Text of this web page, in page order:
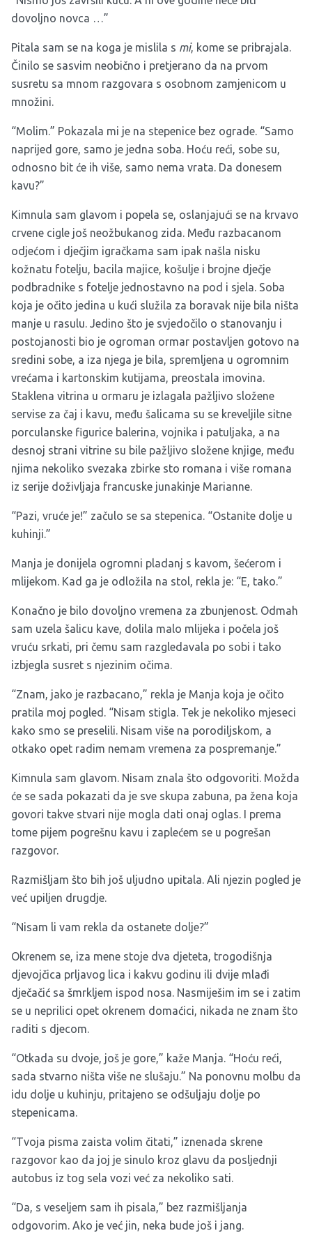
dovoljno novca …”
Pitala sam se na koga je mislila s mi, kome se pribrajala.
Činilo se sasvim neobično i pretjerano da na prvom
susretu sa mnom razgovara s osobnom zamjenicom u
množini.
“Molim.” Pokazala mi je na stepenice bez ograde. “Samo
naprijed gore, samo je jedna soba. Hoću reći, sobe su,
odnosno bit će ih više, samo nema vrata. Da donesem
kavu?”
Kimnula sam glavom i popela se, oslanjajući se na krvavo
crvene cigle još neožbukanog zida. Među razbacanom
odjećom i dječjim igračkama sam ipak našla nisku
kožnatu fotelju, bacila majice, košulje i brojne dječje
podbradnike s fotelje jednostavno na pod i sjela. Soba
koja je očito jedina u kući služila za boravak nije bila ništa
manje u rasulu. Jedino što je svjedočilo o stanovanju i
postojanosti bio je ogroman ormar postavljen gotovo na
sredini sobe, a iza njega je bila, spremljena u ogromnim
vrećama i kartonskim kutijama, preostala imovina.
Staklena vitrina u ormaru je izlagala pažljivo složene
servise za čaj i kavu, među šalicama su se kreveljile sitne
porculanske figurice balerina, vojnika i patuljaka, a na
desnoj strani vitrine su bile pažljivo složene knjige, među
njima nekoliko svezaka zbirke sto romana i više romana
iz serije doživljaja francuske junakinje Marianne.
“Pazi, vruće je!” začulo se sa stepenica. “Ostanite dolje u
kuhinji.”
Manja je donijela ogromni pladanj s kavom, šećerom i
mlijekom. Kad ga je odložila na stol, rekla je: “E, tako.”
Konačno je bilo dovoljno vremena za zbunjenost. Odmah
sam uzela šalicu kave, dolila malo mlijeka i počela još
vruću srkati, pri čemu sam razgledavala po sobi i tako
izbjegla susret s njezinim očima.
“Znam, jako je razbacano,” rekla je Manja koja je očito
pratila moj pogled. “Nisam stigla. Tek je nekoliko mjeseci
kako smo se preselili. Nisam više na porodiljskom, a
otkako opet radim nemam vremena za pospremanje.”
Kimnula sam glavom. Nisam znala što odgovoriti. Možda
će se sada pokazati da je sve skupa zabuna, pa žena koja
govori takve stvari nije mogla dati onaj oglas. I prema
tome pijem pogrešnu kavu i zaplećem se u pogrešan
razgovor.
Razmišljam što bih još uljudno upitala. Ali njezin pogled je
već upiljen drugdje.
“Nisam li vam rekla da ostanete dolje?”
Okrenem se, iza mene stoje dva djeteta, trogodišnja
djevojčica prljavog lica i kakvu godinu ili dvije mlađi
dječačić sa šmrkljem ispod nosa. Nasmiješim im se i zatim
se u neprilici opet okrenem domaćici, nikada ne znam što
raditi s djecom.
“Otkada su dvoje, još je gore,” kaže Manja. “Hoću reći,
sada stvarno ništa više ne slušaju.” Na ponovnu molbu da
idu dolje u kuhinju, pritajeno se odšuljaju dolje po
stepenicama.
“Tvoja pisma zaista volim čitati,” iznenada skrene
razgovor kao da joj je sinulo kroz glavu da posljednji
autobus iz tog sela vozi već za nekoliko sati.
“Da, s veseljem sam ih pisala,” bez razmišljanja
odgovorim. Ako je već jin, neka bude još i jang.